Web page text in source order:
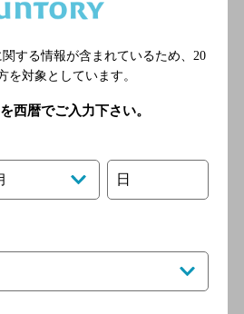
ジヤトコ前駅
[居酒屋]
鉄道 本吉原駅／岳南鉄道
ジヤトコ前駅
ＧＡＵＣＨＥ
する情報が含まれているため、 20
を対象としています。
西暦でご入力下さい。
日